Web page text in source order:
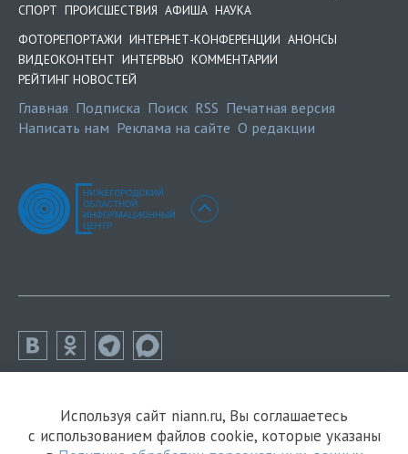
СПОРТ ПРОИСШЕСТВИЯ АФИША НАУКА
ФОТОРЕПОРТАЖИ ИНТЕРНЕТ-КОНФЕРЕНЦИИ АНОНСЫ
ВИДЕОКОНТЕНТ ИНТЕРВЬЮ КОММЕНТАРИИ
РЕЙТИНГ НОВОСТЕЙ
Главная Подписка Поиск RSS Печатная версия
Написать нам Реклама на сайте О редакции
Используя сайт niann.ru, Вы соглашаетесь
с использованием файлов cookie, которые указаны